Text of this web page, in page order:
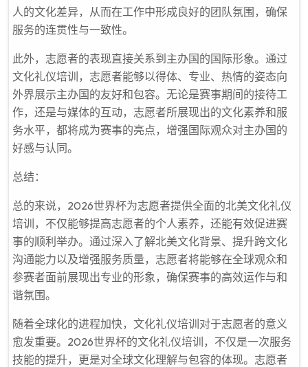
人的文化差异，从而在工作中形成良好的团队氛围，确保
服务的连贯性与一致性。
此外，志愿者的表现直接关系到主办国的国际形象。通过
文化礼仪培训，志愿者能够以得体、专业、热情的姿态向
外界展示主办国的友好和包容。无论是赛事期间的接待工
作，还是与媒体的互动，志愿者所展现出的文化素养和服
务水平，都将成为赛事的亮点，增强国际观众对主办国的
好感与认同。
总结：
总的来说，2026世界杯为志愿者提供全面的北美文化礼仪
培训，不仅能够提高志愿者的个人素养，还能有效促进赛
事的顺利举办。通过深入了解北美文化背景、提升跨文化
沟通能力以及增强服务质量，志愿者将能够在全球观众和
参赛者面前展现出专业的形象，确保赛事的高效运作与和
谐氛围。
随着全球化的进程加快，文化礼仪培训对于志愿者的意义
愈发重要。2026世界杯的文化礼仪培训，不仅是一次服务
技能的提升，更是对全球文化理解与包容的体现。志愿者